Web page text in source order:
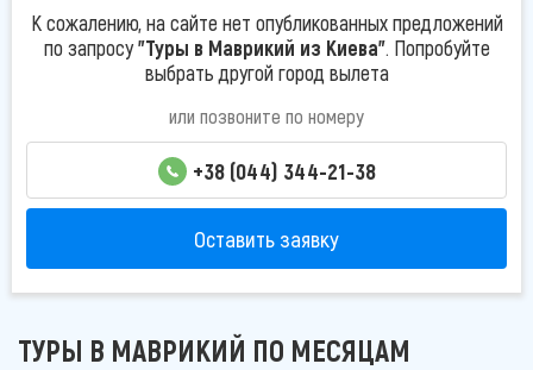
К сожалению, на сайте нет опубликованных предложений
по запросу"Туры в Маврикий из Киева". Попробуйте
выбрать другой город вылета
или позвоните по номеру
+38 (044) 344-21-38
Оставить заявку
ТУРЫ В МАВРИКИЙ ПО МЕСЯЦАМ